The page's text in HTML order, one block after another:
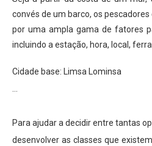
convés de um barco, os pescadores
por uma ampla gama de fatores
incluindo a estação, hora, local,
Cidade base: Limsa Lominsa
…
Para ajudar a decidir entre tantas
desenvolver as classes que